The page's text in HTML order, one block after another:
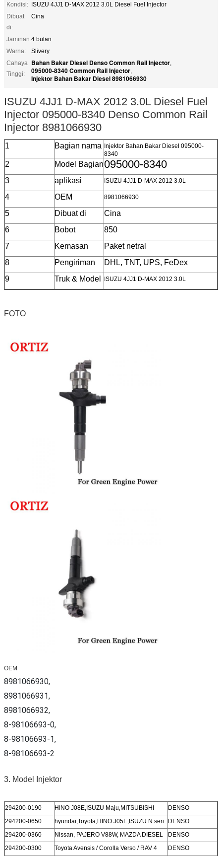
Kondisi: ISUZU 4JJ1 D-MAX 2012 3.0L Diesel Fuel Injector
Dibuat
di:
Cina
Jaminan:4 bulan
Warna:
Slivery
Cahaya
Tinggi:
Bahan Bakar Diesel Denso Common Rail Injector,
095000-8340 Common Rail Injector,
Injektor Bahan Bakar Diesel 8981066930
ISUZU 4JJ1 D-MAX 2012 3.0L Diesel Fuel
Injector 095000-8340 Denso Common Rail
Injector 8981066930
1 Bagian nama Injektor Bahan Bakar Diesel 095000-
8340
2 Model Bagian095000-8340
3 aplikasi ISUZU 4JJ1 D-MAX 2012 3.0L
4 OEM 8981066930
5 Dibuat di
Cina
6
Bobot
850
7
Kemasan
Paket netral
8
Pengiriman
DHL, TNT, UPS, FeDex
9
Truk & Model ISUZU 4JJ1 D-MAX 2012 3.0L
FOTO
OEM
8981066930,
8981066931,
8981066932,
8-98106693-0,
8-98106693-1,
8-98106693-2
3. Model Injektor
294200-0190 HINO J08E,ISUZU Maju,MITSUBISHI
DENSO
294200-0650
hyundai,Toyota,HINO J05E,ISUZU N seri
DENSO
294200-0360
Nissan, PAJERO V88W, MAZDA DIESEL
DENSO
294200-0300
Toyota Avensis / Corolla Verso / RAV 4 DENSO